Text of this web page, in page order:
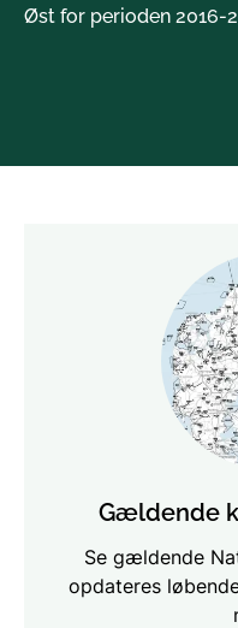
Øst for perioden 2016-
Gældende
Se gældende
opdateres